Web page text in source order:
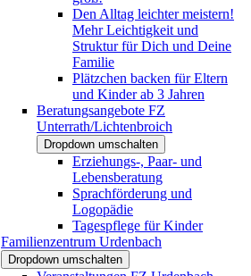
Den Alltag leichter meistern!
Mehr Leichtigkeit und
Struktur für Dich und Deine
Familie
Plätzchen backen für Eltern
und Kinder ab 3 Jahren
Beratungsangebote FZ
Unterrath/Lichtenbroich
Dropdown umschalten
Erziehungs-, Paar- und
Lebensberatung
Sprachförderung und
Logopädie
Tagespflege für Kinder
Familienzentrum Urdenbach
Dropdown umschalten